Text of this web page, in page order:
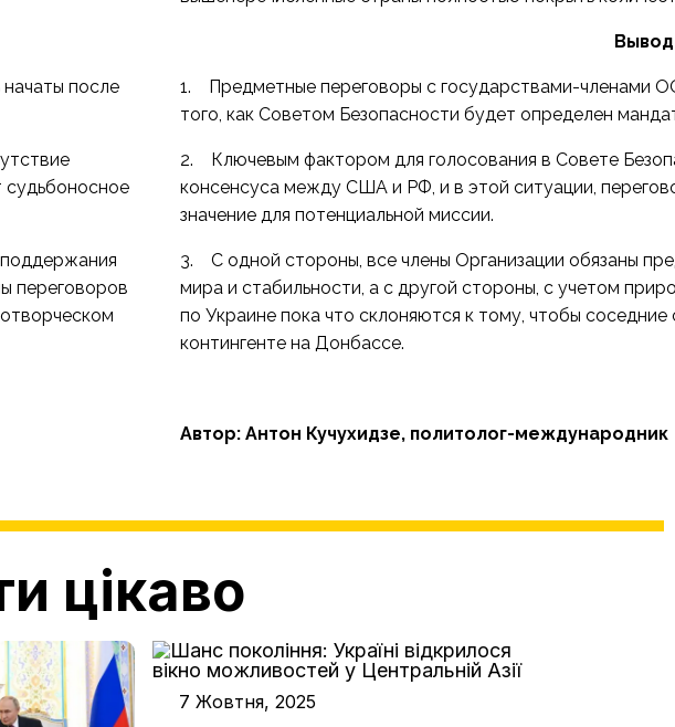
после
переговоров
1. Предметные переговоры с государствами-членами
того, как Советом Безопасности будет определен
2. Ключевым фактором для голосования в Совете
консенсуса между США и РФ, и в этой ситуации,
значение для потенциальной миссии.
3. С одной стороны, все члены Организации обязаны
мира и стабильности, а с другой стороны, с учетом
по Украине пока что склоняются к тому, чтобы
контингенте на Донбассе.
Автор: Антон Кучухидзе, политолог-международник
цікаво
7 Жовтня, 2025